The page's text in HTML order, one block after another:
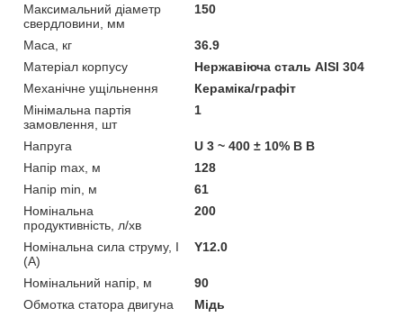
Максимальний діаметр
свердловини, мм
150
Маса, кг
36.9
Матеріал корпусу
Нержавіюча сталь AISI 304
Механічне ущільнення
Кераміка/графіт
Мінімальна партія
замовлення, шт
1
Напруга
U 3 ~ 400 ± 10% В В
Напір max, м
128
Напір min, м
61
Номінальна
продуктивність, л/хв
200
Номінальна сила струму, I
(А)
Y12.0
Номінальний напір, м
90
Обмотка статора двигуна
Мідь